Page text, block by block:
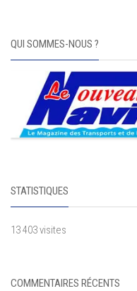
QUI SOMMES-NOUS ?
STATISTIQUES
13 403 visites
COMMENTAIRES RÉCENTS